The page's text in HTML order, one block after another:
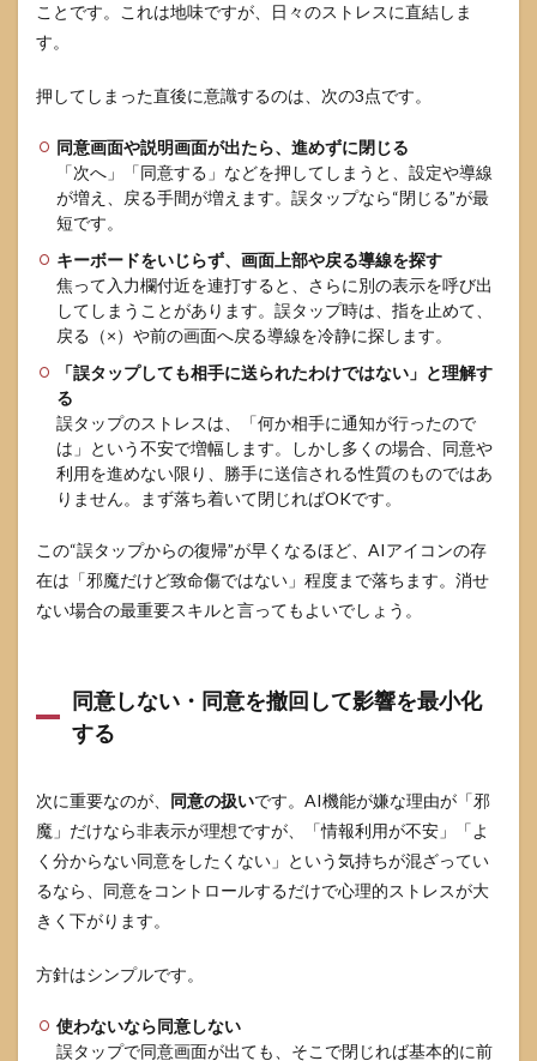
ことです。これは地味ですが、日々のストレスに直結しま
す。
押してしまった直後に意識するのは、次の3点です。
同意画面や説明画面が出たら、進めずに閉じる
「次へ」「同意する」などを押してしまうと、設定や導線
が増え、戻る手間が増えます。誤タップなら“閉じる”が最
短です。
キーボードをいじらず、画面上部や戻る導線を探す
焦って入力欄付近を連打すると、さらに別の表示を呼び出
してしまうことがあります。誤タップ時は、指を止めて、
戻る（×）や前の画面へ戻る導線を冷静に探します。
「誤タップしても相手に送られたわけではない」と理解す
る
誤タップのストレスは、「何か相手に通知が行ったので
は」という不安で増幅します。しかし多くの場合、同意や
利用を進めない限り、勝手に送信される性質のものではあ
りません。まず落ち着いて閉じればOKです。
この“誤タップからの復帰”が早くなるほど、AIアイコンの存
在は「邪魔だけど致命傷ではない」程度まで落ちます。消せ
ない場合の最重要スキルと言ってもよいでしょう。
同意しない・同意を撤回して影響を最小化
する
次に重要なのが、 同意の扱いです。AI機能が嫌な理由が「邪
魔」だけなら非表示が理想ですが、「情報利用が不安」「よ
く分からない同意をしたくない」という気持ちが混ざってい
るなら、同意をコントロールするだけで心理的ストレスが大
きく下がります。
方針はシンプルです。
使わないなら同意しない
誤タップで同意画面が出ても、そこで閉じれば基本的に前